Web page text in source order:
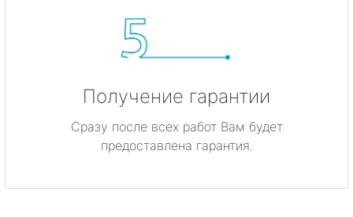
Получение гарантии
Сразу после всех работ Вам будет
предоставлена гарантия.